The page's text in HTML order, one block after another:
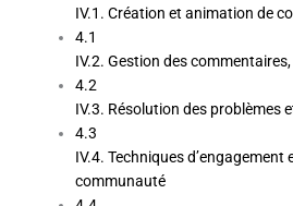
IV.1. Création et animation de
4.1
IV.2. Gestion des
4.2
IV.3. Résolution des problèmes
4.3
IV.4. Techniques d’engagement
communauté